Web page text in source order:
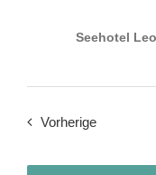
Seehotel
Vorherige